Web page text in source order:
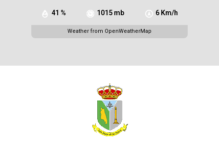
41 % 1015 mb 6 Km/h
Weather from OpenWeatherMap